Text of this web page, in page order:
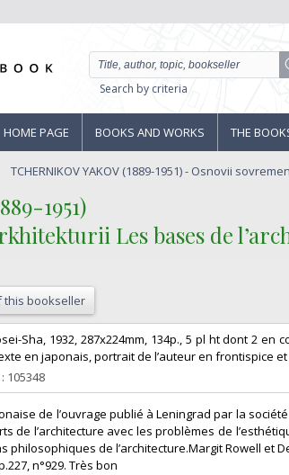
Search by criteria
HOME PAGE BOOKS AND WORKS THE
TCHERNIKOV YAKOV (1889-1951) - Osnovii
1951)‎
Les bases de
this bookseller
Sha, 1932, 287x224mm, 134p., 5 pl ht dont 2
en japonais, portrait de l’auteur en frontispice
105348
de l’ouvrage publié à Leningrad par la
de l’architecture avec les problèmes de
philosophiques de l’architecture.Margit Rowell et
n°929. Très bon